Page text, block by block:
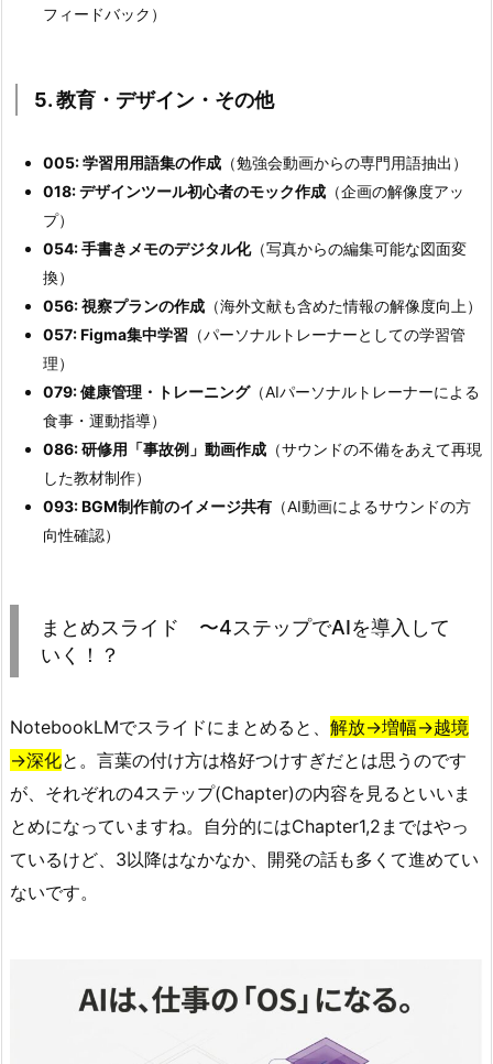
フィードバック）
5. 教育・デザイン・その他
005: 学習用用語集の作成 （勉強会動画からの専門用語抽出）
018: デザインツール初心者のモック作成 （企画の解像度アッ
プ）
054: 手書きメモのデジタル化（写真からの編集可能な図面変
換）
056: 視察プランの作成 （海外文献も含めた情報の解像度向上）
057: Figma集中学習 （パーソナルトレーナーとしての学習管
理）
079: 健康管理・トレーニング（AIパーソナルトレーナーによる
食事・運動指導）
086: 研修用「事故例」動画作成 （サウンドの不備をあえて再現
した教材制作）
093: BGM制作前のイメージ共有 （AI動画によるサウンドの方
向性確認）
まとめスライド 〜4ステップでAIを導入して
いく！？
NotebookLMでスライドにまとめると、 解放→増幅→越境
→深化と。言葉の付け方は格好つけすぎだとは思うのです
が、それぞれの4ステップ(Chapter)の内容を見るといいま
とめになっていますね。自分的にはChapter1,2まではやっ
ているけど、3以降はなかなか、開発の話も多くて進めてい
ないです。